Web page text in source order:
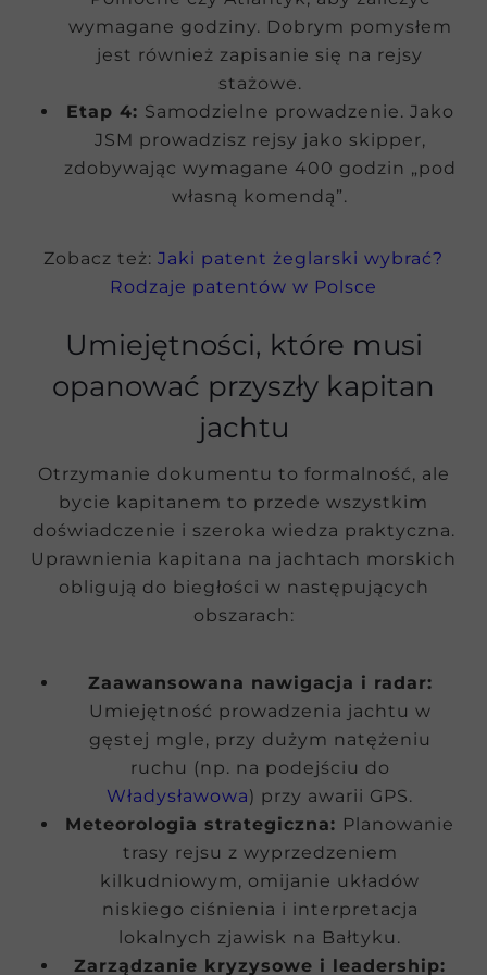
wymagane godziny. Dobrym pomysłem
jest również zapisanie się na rejsy
stażowe.
Etap 4: Samodzielne prowadzenie. Jako
JSM prowadzisz rejsy jako skipper,
zdobywając wymagane 400 godzin „pod
własną komendą”.
Zobacz też: Jaki patent żeglarski wybrać?
Rodzaje patentów w Polsce
Umiejętności, które musi
opanować przyszły kapitan
jachtu
Otrzymanie dokumentu to formalność, ale
bycie kapitanem to przede wszystkim
doświadczenie i szeroka wiedza praktyczna.
Uprawnienia kapitana na jachtach morskich
obligują do biegłości w następujących
obszarach:
Zaawansowana nawigacja i radar:
Umiejętność prowadzenia jachtu w
gęstej mgle, przy dużym natężeniu
ruchu (np. na podejściu do
Władysławowa) przy awarii GPS.
Meteorologia strategiczna: Planowanie
trasy rejsu z wyprzedzeniem
kilkudniowym, omijanie układów
niskiego ciśnienia i interpretacja
lokalnych zjawisk na Bałtyku.
Zarządzanie kryzysowe i leadership: